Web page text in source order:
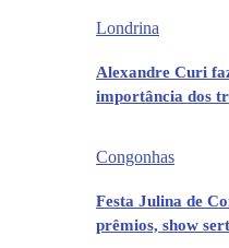
Londrina
Alexandre Curi
importância dos
Congonhas
Festa Julina de
prêmios, show